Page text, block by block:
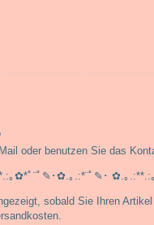
oder benutzen Sie das
｡✿*ﾟ¨ﾟ✎･✿.｡.:*¨ﾟ✎･ ✿.｡
sobald Sie Ihren